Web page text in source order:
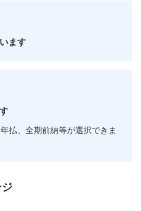
ます
払、全期前納等が選択できま